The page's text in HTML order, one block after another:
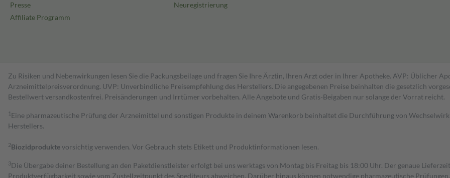
Presse
Affiliate Programm
Neuregistrierung
Zu Risiken und Nebenwirkungen lesen Sie die Packungsbeilage und fragen Sie Ihre Ärztin, Ihren Arzt oder in Ihrer Apotheke. AVP: Üblicher
Arzneimittelpreisverordnung. UVP: Unverbindliche Preisempfehlung des Herstellers. Die angegebenen Preise beinhalten die gesetzlich
Bestell­wert versand­kosten­frei. Preisänderungen und Irrtümer vorbehalten. Alle Angebote und Gratis-Beigaben nur solange der Vorrat reicht.
1 Eine pharmazeutische Prüfung der Arzneimittel und sonstigen Produkte in deinem Warenkorb beinhaltet die Durchführung von
Herstellers.
2Biozidproduktevorsichtig verwenden. Vor Gebrauch stets Etikett und Produktinformationen lesen.
3Die Übergabe deiner Bestellung an den Paketdienstleister erfolgt bei uns werktags von Montag bis Freitag bis 18:00 Uhr. Der genaue
Produktverfügbarkeit sowie vom Zustellzeitpunkt des Spediteurs abweichen. Darüber hinaus können notwendige pharmazeutische